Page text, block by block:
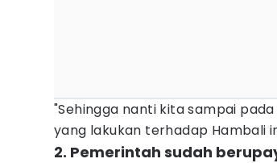
"Sehingga nanti kita sampai
yang lakukan terhadap Hambali
2. Pemerintah sudah